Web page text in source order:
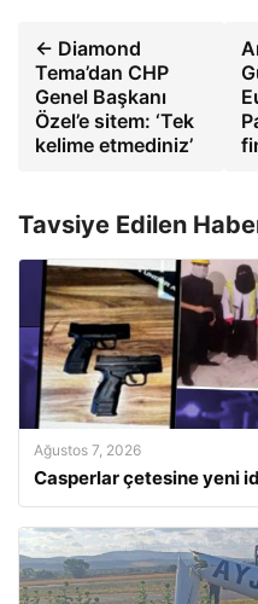
← Diamond
Tema’dan CHP
Genel Başkanı
Özel’e sitem: ‘Tek
kelime etmediniz’
Tavsiye Edilen
Ağustos 7, 2026
Casperlar çetesine yeni